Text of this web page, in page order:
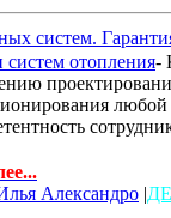
систем.
отопления-
Александро |